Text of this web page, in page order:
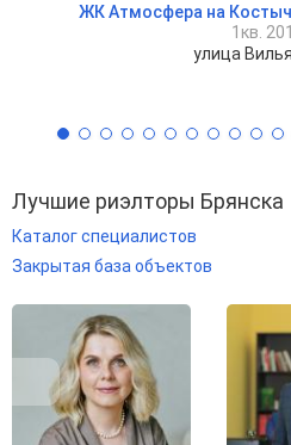
ЖК Атмосфера на
1кв.
улица
Лучшие риэлторы Брянска
Каталог специалистов
Закрытая база объектов